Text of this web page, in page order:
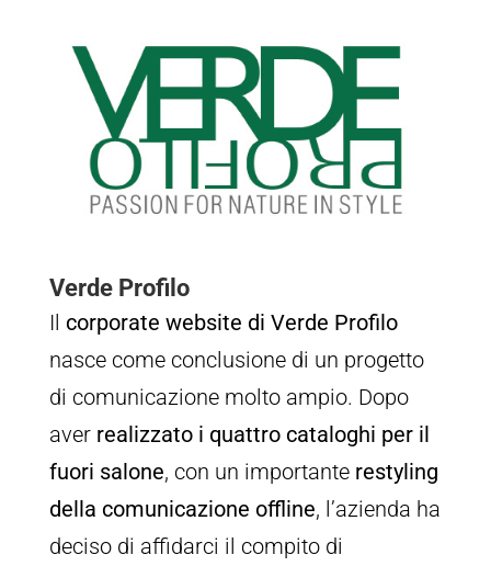
Verde Profilo
Il corporate website di Verde Profilo
nasce come conclusione di un progetto
di comunicazione molto ampio. Dopo
aver realizzato i quattro cataloghi per il
fuori salone, con un importante restyling
della comunicazione offline, l’azienda ha
deciso di affidarci il compito di